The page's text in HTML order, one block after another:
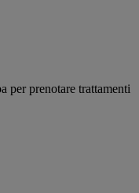
per prenotare trattamenti